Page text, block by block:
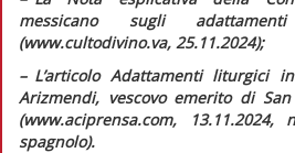
messicano sugli
(www.cultodivino.va, 25.11.2024);
–L’articolo Adattamenti liturgici
Arizmendi, vescovo emerito di
(www.aciprensa.com,
spagnolo).